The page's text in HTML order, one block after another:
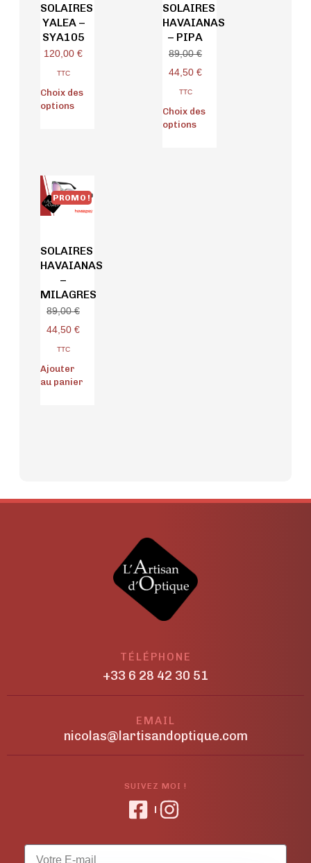
SOLAIRES
YALEA –
SYA105
120,00 €
TTC
Choix des
options
SOLAIRES
HAVAIANAS
– PIPA
89,00€
44,50 €
TTC
Choix des
options
PROMO !
SOLAIRES
HAVAIANAS
–
MILAGRES
89,00€
44,50 €
TTC
Ajouter
au panier
TÉLÉPHONE
+33 6 28 42 30 51
EMAIL
nicolas@lartisandoptique.com
SUIVEZ MOI !